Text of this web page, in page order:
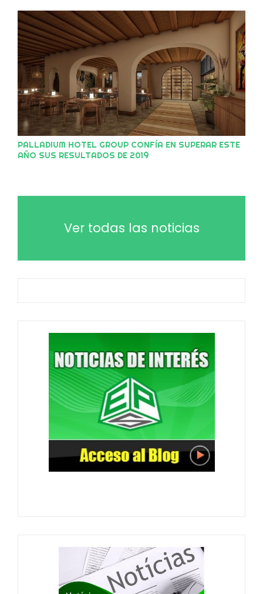
PALLADIUM HOTEL GROUP CONFÍA EN SUPERAR ESTE
AÑO SUS RESULTADOS DE 2019
Ver todas las noticias